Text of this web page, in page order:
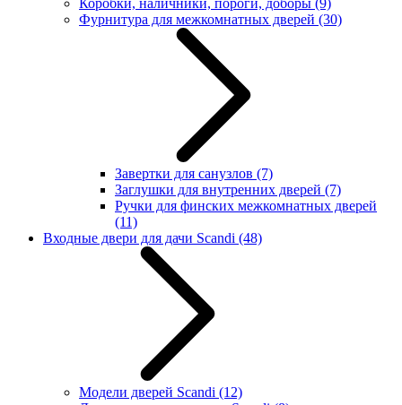
Коробки, наличники, пороги, доборы (9)
Фурнитура для межкомнатных дверей (30)
Завертки для санузлов (7)
Заглушки для внутренних дверей (7)
Ручки для финских межкомнатных дверей
(11)
Входные двери для дачи Scandi (48)
Модели дверей Scandi (12)